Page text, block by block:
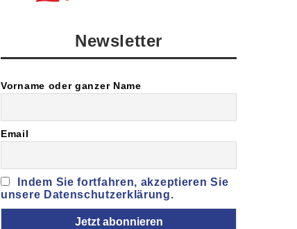
Newsletter
Vorname oder ganzer Name
Email
Indem Sie fortfahren, akzeptieren Sie
unsere Datenschutzerklärung.